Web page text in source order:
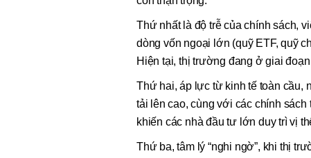
Thứ nhất là độ trễ của chính sách,
dòng vốn ngoại lớn (quỹ ETF, quỹ
Hiện tại, thị trường đang ở giai
Thứ hai, áp lực từ kinh tế toàn cầu,
tải lên cao, cùng với các chính
khiến các nhà đầu tư lớn duy trì vị
Thứ ba, tâm lý “nghi ngờ”, khi thị